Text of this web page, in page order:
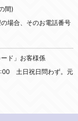
間)
場合、そのお電話番号
ド」お客様係
土日祝日問わず。元